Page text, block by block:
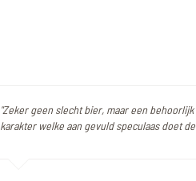
"Zeker geen slecht bier, maar een
karakter welke aan gevuld speculaas doet